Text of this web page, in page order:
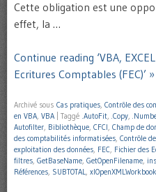
Cette obligation est une
effet, la …
Continue reading ‘VBA,
Ecritures Comptables (FEC)’ »
Archivé sous Cas pratiques, Contrôle des
en VBA, VBA Taggé .AutoFit, .Copy,
Autofilter, Bibliothèque, CFCI, Champ de
des comptabilités informatisées, Contrôle
exploitation des données, FEC, Fichier des
filtres, GetBaseName, GetOpenFilename,
Références, SUBTOTAL, xlOpenXMLWorkbook